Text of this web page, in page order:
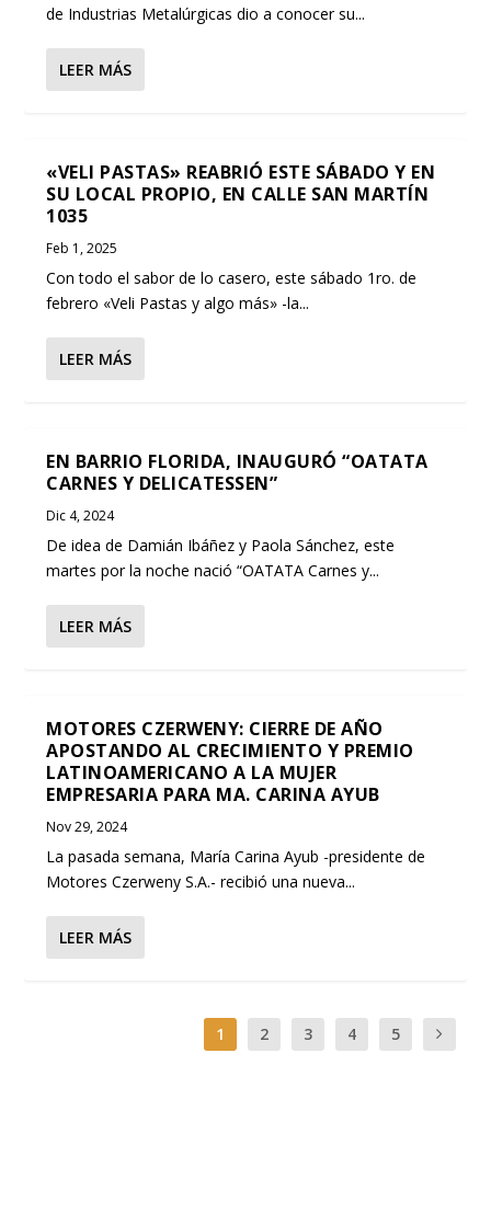
de Industrias Metalúrgicas dio a conocer su...
LEER MÁS
«VELI PASTAS» REABRIÓ ESTE SÁBADO Y EN
SU LOCAL PROPIO, EN CALLE SAN MARTÍN
1035
Feb 1, 2025
Con todo el sabor de lo casero, este sábado 1ro. de
febrero «Veli Pastas y algo más» -la...
LEER MÁS
EN BARRIO FLORIDA, INAUGURÓ “OATATA
CARNES Y DELICATESSEN”
Dic 4, 2024
De idea de Damián Ibáñez y Paola Sánchez, este
martes por la noche nació “OATATA Carnes y...
LEER MÁS
MOTORES CZERWENY: CIERRE DE AÑO
APOSTANDO AL CRECIMIENTO Y PREMIO
LATINOAMERICANO A LA MUJER
EMPRESARIA PARA MA. CARINA AYUB
Nov 29, 2024
La pasada semana, María Carina Ayub -presidente de
Motores Czerweny S.A.- recibió una nueva...
LEER MÁS
1 2 3 4 5